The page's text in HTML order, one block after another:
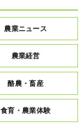
農業ニュース
農業経営
酪農・畜産
食育・農業体験